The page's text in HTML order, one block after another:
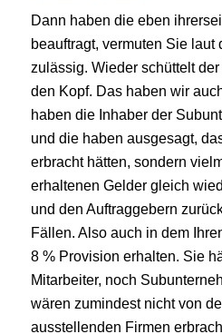
Dann haben die eben
beauftragt, vermuten Sie laut
zulässig. Wieder schüttelt
den Kopf. Das haben wir
haben die Inhaber der
und die haben ausgesagt,
erbracht hätten, sondern
erhaltenen Gelder gleich
und den Auftraggebern
Fällen. Also auch in dem
8 % Provision erhalten. Sie
Mitarbeiter, noch
wären zumindest nicht von
ausstellenden Firmen